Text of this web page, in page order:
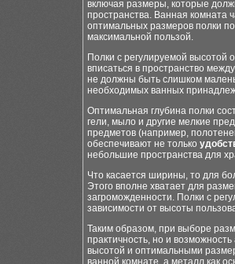
включая размеры, которые
пространства. Ванная комната
оптимальных размеров полки
максимальной пользой.
Полки с регулируемой высотой
вписаться в пространство
не должны быть слишком
необходимых ванных
Оптимальная глубина полки
гели, мыло и другие мелкие
предметов (например,
обеспечивают не только
небольшие пространства для
Что касается ширины, то для
Этого вполне хватает для
загроможденности. Полки с
зависимости от высоты
Таким образом, при выборе
практичность, но и
высотой и оптимальными
ванной комнате, а металл как